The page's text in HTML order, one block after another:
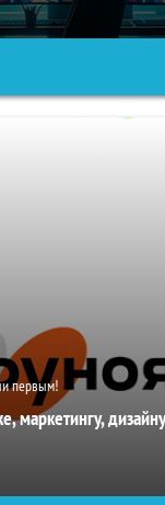
первым!
маркетингу,